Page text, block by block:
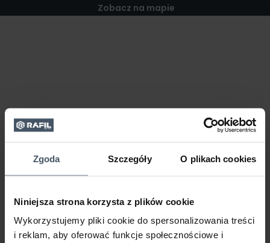
Zgoda Szczegóły O plikach cookies
Niniejsza strona korzysta z plików cookie
Wykorzystujemy pliki cookie do spersonalizowania treści
i reklam, aby oferować funkcje społecznościowe i
Zobacz na mapie